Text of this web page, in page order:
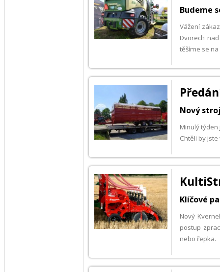
Budeme
Vážení
Dvorech
těšíme se na
Nový
Minulý
Chtěli by
Klíčové
Nový
postup
nebo řepka.